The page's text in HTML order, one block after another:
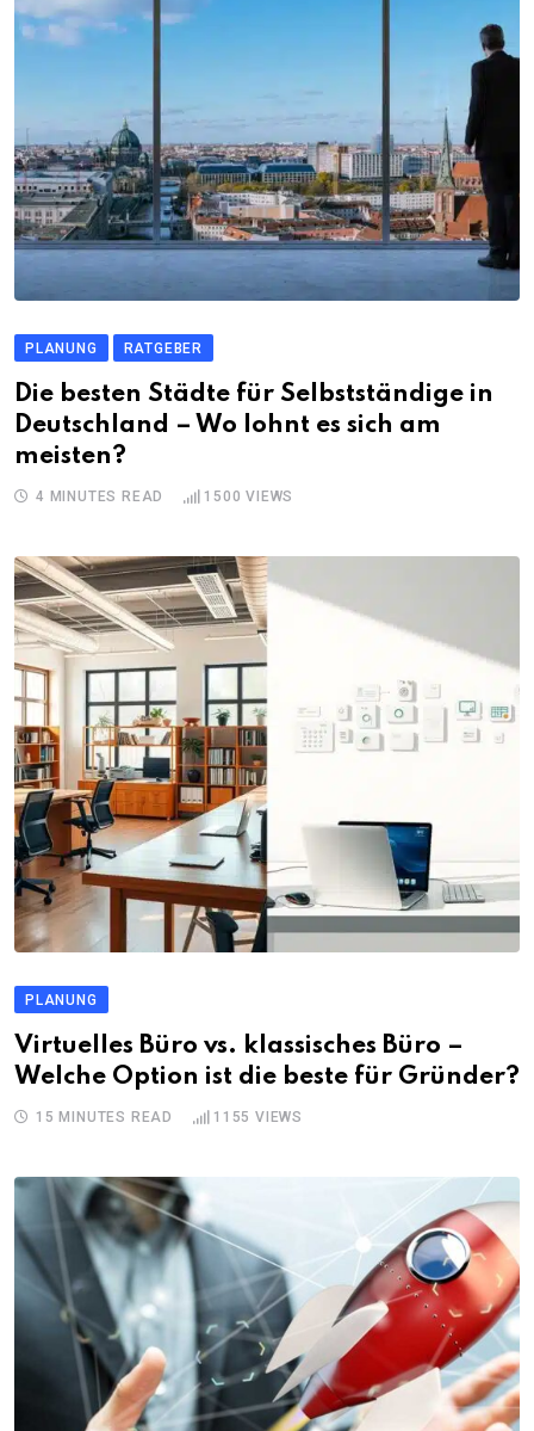
PLANUNG RATGEBER
Die besten Städte für Selbstständige in
Deutschland – Wo lohnt es sich am
meisten?
4 MINUTES READ 1500 VIEWS
PLANUNG
Virtuelles Büro vs. klassisches Büro –
Welche Option ist die beste für Gründer?
15 MINUTES READ 1155 VIEWS